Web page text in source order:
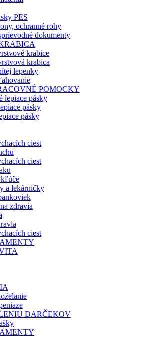
PES
ochranné rohy
dokumenty
krabice
krabica
lepenky
POMOCKY
lepiace pásky
pásky
pásky
ciest
ciest
kľúče
a lekárničky
zdravia
ciest
DARČEKOV